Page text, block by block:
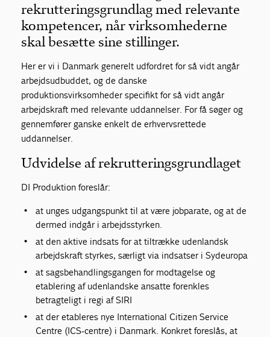
rekrutteringsgrundlag med relevante
kompetencer, når virksomhederne
skal besætte sine stillinger.
Her er vi i Danmark generelt udfordret for så vidt angår
arbejdsudbuddet, og de danske
produktionsvirksomheder specifikt for så vidt angår
arbejdskraft med relevante uddannelser. For få søger og
gennemfører ganske enkelt de erhvervsrettede
uddannelser.
Udvidelse af rekrutteringsgrundlaget
DI Produktion foreslår:
at unges udgangspunkt til at være jobparate, og at de
dermed indgår i arbejdsstyrken.
at den aktive indsats for at tiltrække udenlandsk
arbejdskraft styrkes, særligt via indsatser i Sydeuropa
at sagsbehandlingsgangen for modtagelse og
etablering af udenlandske ansatte forenkles
betragteligt i regi af SIRI
at der etableres nye International Citizen Service
Centre (ICS-centre) i Danmark. Konkret foreslås, at